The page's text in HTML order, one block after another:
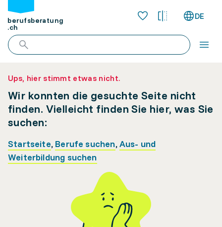
berufsberatung
.ch
DE
Ups, hier stimmt etwas nicht.
Wir konnten die gesuchte Seite nicht
finden. Vielleicht finden Sie hier, was Sie
suchen:
Startseite, Berufe suchen,Aus- und
Weiterbildung suchen